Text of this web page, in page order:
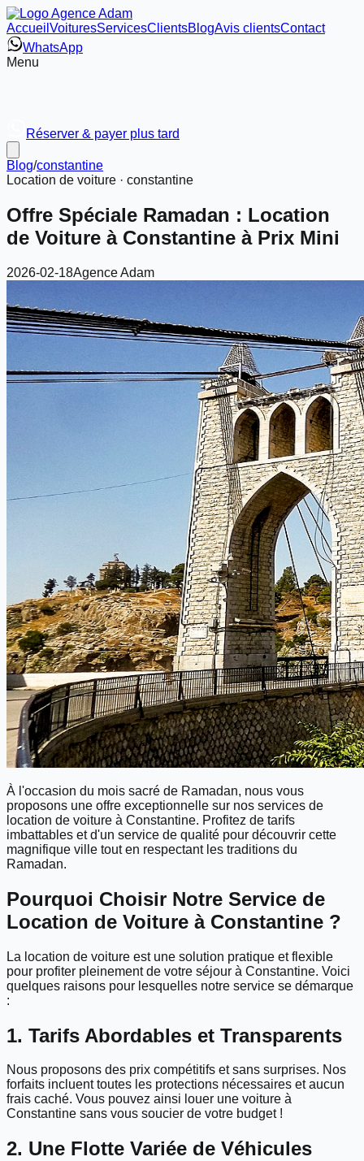
Accueil VoituresServicesClientsBlogAvis clientsContact
WhatsApp
Menu
Réserver & payer plus tard
Blog/constantine
Location de voiture · constantine
Offre Spéciale Ramadan : Location
de Voiture à Constantine à Prix Mini
2026-02-18Agence Adam
À l'occasion du mois sacré de Ramadan, nous vous
proposons une offre exceptionnelle sur nos services de
location de voiture à Constantine. Profitez de tarifs
imbattables et d'un service de qualité pour découvrir cette
magnifique ville tout en respectant les traditions du
Ramadan.
Pourquoi Choisir Notre Service de
Location de Voiture à Constantine ?
La location de voiture est une solution pratique et flexible
pour profiter pleinement de votre séjour à Constantine. Voici
quelques raisons pour lesquelles notre service se démarque
:
1. Tarifs Abordables et Transparents
Nous proposons des prix compétitifs et sans surprises. Nos
forfaits incluent toutes les protections nécessaires et aucun
frais caché. Vous pouvez ainsi louer une voiture à
Constantine sans vous soucier de votre budget !
2. Une Flotte Variée de Véhicules